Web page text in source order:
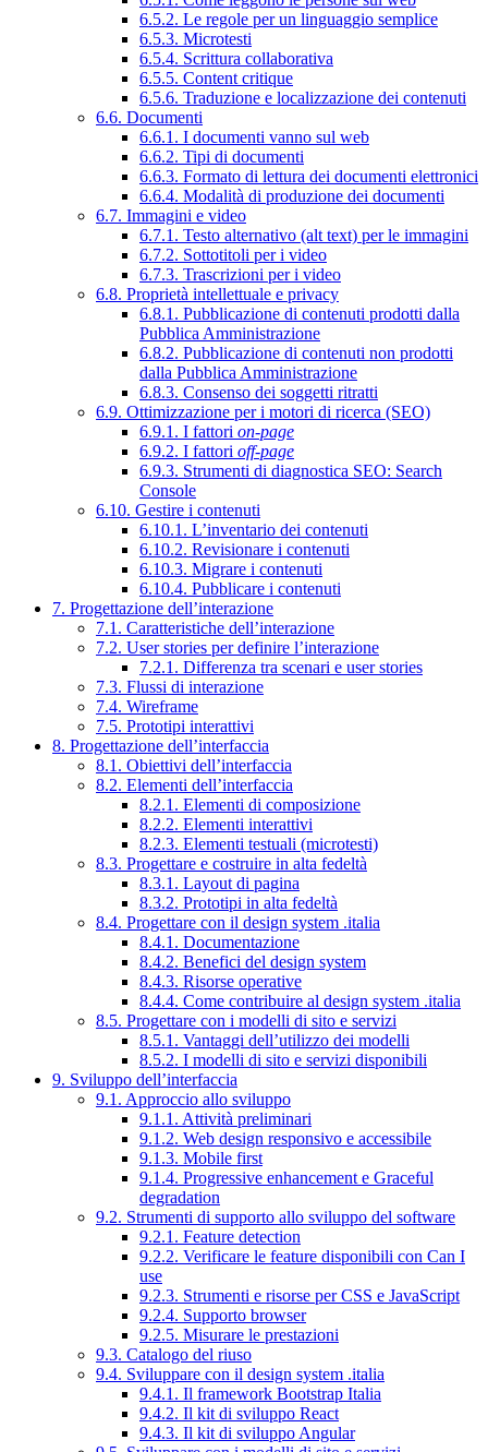
6.5.2. Le regole per un linguaggio semplice
6.5.3. Microtesti
6.5.4. Scrittura collaborativa
6.5.5. Content critique
6.5.6. Traduzione e localizzazione dei contenuti
6.6. Documenti
6.6.1. I documenti vanno sul web
6.6.2. Tipi di documenti
6.6.3. Formato di lettura dei documenti elettronici
6.6.4. Modalità di produzione dei documenti
6.7. Immagini e video
6.7.1. Testo alternativo (alt text) per le immagini
6.7.2. Sottotitoli per i video
6.7.3. Trascrizioni per i video
6.8. Proprietà intellettuale e privacy
6.8.1. Pubblicazione di contenuti prodotti dalla
Pubblica Amministrazione
6.8.2. Pubblicazione di contenuti non prodotti
dalla Pubblica Amministrazione
6.8.3. Consenso dei soggetti ritratti
6.9. Ottimizzazione per i motori di ricerca (SEO)
6.9.1. I fattori on-page
6.9.2. I fattori off-page
6.9.3. Strumenti di diagnostica SEO: Search
Console
6.10. Gestire i contenuti
6.10.1. L’inventario dei contenuti
6.10.2. Revisionare i contenuti
6.10.3. Migrare i contenuti
6.10.4. Pubblicare i contenuti
7. Progettazione dell’interazione
7.1. Caratteristiche dell’interazione
7.2. User stories per definire l’interazione
7.2.1. Differenza tra scenari e user stories
7.3. Flussi di interazione
7.4. Wireframe
7.5. Prototipi interattivi
8. Progettazione dell’interfaccia
8.1. Obiettivi dell’interfaccia
8.2. Elementi dell’interfaccia
8.2.1. Elementi di composizione
8.2.2. Elementi interattivi
8.2.3. Elementi testuali (microtesti)
8.3. Progettare e costruire in alta fedeltà
8.3.1. Layout di pagina
8.3.2. Prototipi in alta fedeltà
8.4. Progettare con il design system .italia
8.4.1. Documentazione
8.4.2. Benefici del design system
8.4.3. Risorse operative
8.4.4. Come contribuire al design system .italia
8.5. Progettare con i modelli di sito e servizi
8.5.1. Vantaggi dell’utilizzo dei modelli
8.5.2. I modelli di sito e servizi disponibili
9. Sviluppo dell’interfaccia
9.1. Approccio allo sviluppo
9.1.1. Attività preliminari
9.1.2. Web design responsivo e accessibile
9.1.3. Mobile first
9.1.4. Progressive enhancement e Graceful
degradation
9.2. Strumenti di supporto allo sviluppo del software
9.2.1. Feature detection
9.2.2. Verificare le feature disponibili con Can I
use
9.2.3. Strumenti e risorse per CSS e JavaScript
9.2.4. Supporto browser
9.2.5. Misurare le prestazioni
9.3. Catalogo del riuso
9.4. Sviluppare con il design system .italia
9.4.1. Il framework Bootstrap Italia
9.4.2. Il kit di sviluppo React
9.4.3. Il kit di sviluppo Angular